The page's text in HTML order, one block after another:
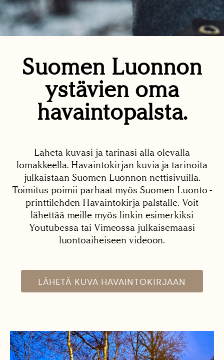
Suomen Luonnon
ystävien oma
havaintopalsta.
Lähetä kuvasi ja tarinasi alla olevalla
lomakkeella. Havaintokirjan kuvia ja tarinoita
julkaistaan Suomen Luonnon nettisivuilla.
Toimitus poimii parhaat myös Suomen Luonto -
printtilehden Havaintokirja-palstalle. Voit
lähettää meille myös linkin esimerkiksi
Youtubessa tai Vimeossa julkaisemaasi
luontoaiheiseen videoon.
LÄHETÄ KUVA HAVAINTOKIRJAAN